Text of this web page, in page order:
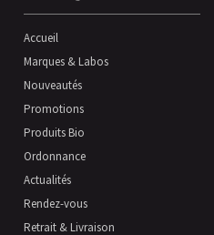
Accueil
Marques & Labos
Nouveautés
Promotions
Produits Bio
Ordonnance
Actualités
Rendez-vous
Retrait & Livraison